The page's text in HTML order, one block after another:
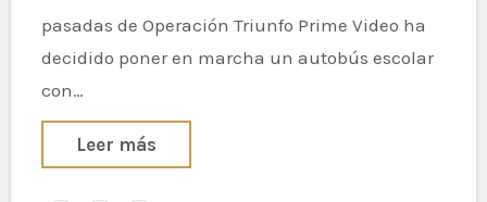
pasadas de Operación Triunfo Prime Video ha
decidido poner en marcha un autobús escolar
con…
Leer más